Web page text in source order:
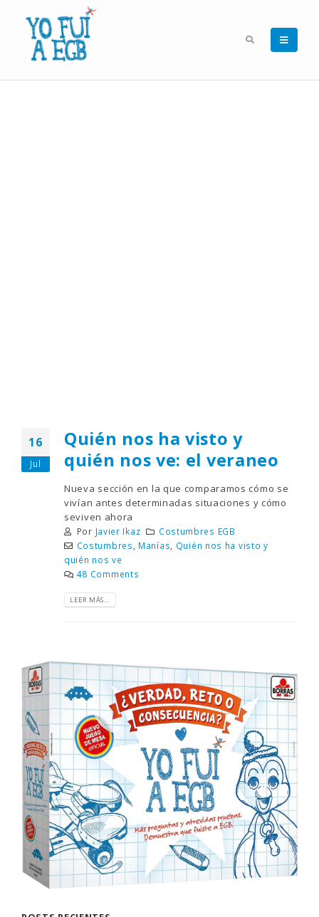
16
Jul
Quién nos ha visto y
quién nos ve: el veraneo
Nueva sección en la que comparamos cómo se
vivían antes determinadas situaciones y cómo
seviven ahora
Por Javier Ikaz
Costumbres EGB
Costumbres
Manías
Quién nos ha visto y
quién nos ve
48 Comments
LEER MÁS...